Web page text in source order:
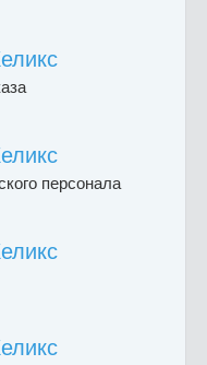
персонала